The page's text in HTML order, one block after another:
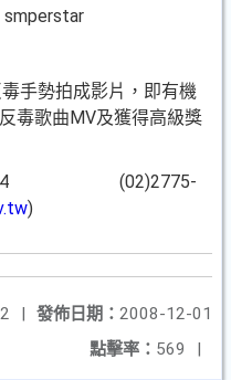
手勢拍成影片，即有機
毒歌曲MV及獲得高級獎
7524 (02)2775-
)
發佈日期： 2008-12-01
|
點擊率： 569 |